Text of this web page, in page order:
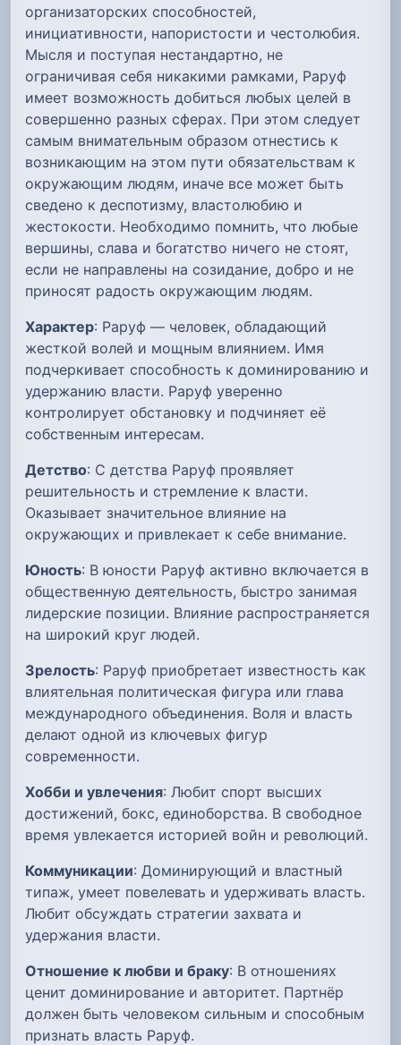
организаторских способностей,
инициативности, напористости и честолюбия.
Мысля и поступая нестандартно, не
ограничивая себя никакими рамками, Раруф
имеет возможность добиться любых целей в
совершенно разных сферах. При этом следует
самым внимательным образом отнестись к
возникающим на этом пути обязательствам к
окружающим людям, иначе все может быть
сведено к деспотизму, властолюбию и
жестокости. Необходимо помнить, что любые
вершины, слава и богатство ничего не стоят,
если не направлены на созидание, добро и не
приносят радость окружающим людям.
Характер: Раруф — человек, обладающий
жесткой волей и мощным влиянием. Имя
подчеркивает способность к доминированию и
удержанию власти. Раруф уверенно
контролирует обстановку и подчиняет её
собственным интересам.
Детство: С детства Раруф проявляет
решительность и стремление к власти.
Оказывает значительное влияние на
окружающих и привлекает к себе внимание.
Юность: В юности Раруф активно включается в
общественную деятельность, быстро занимая
лидерские позиции. Влияние распространяется
на широкий круг людей.
Зрелость: Раруф приобретает известность как
влиятельная политическая фигура или глава
международного объединения. Воля и власть
делают одной из ключевых фигур
современности.
Хобби и увлечения: Любит спорт высших
достижений, бокс, единоборства. В свободное
время увлекается историей войн и революций.
Коммуникации: Доминирующий и властный
типаж, умеет повелевать и удерживать власть.
Любит обсуждать стратегии захвата и
удержания власти.
Отношение к любви и браку: В отношениях
ценит доминирование и авторитет. Партнёр
должен быть человеком сильным и способным
признать власть Раруф.